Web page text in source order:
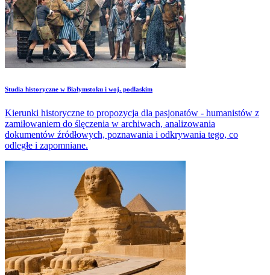
Studia historyczne w Białymstoku i woj. podlaskim
Kierunki historyczne to propozycja dla pasjonatów - humanistów z
zamiłowaniem do ślęczenia w archiwach, analizowania
dokumentów źródłowych, poznawania i odkrywania tego, co
odległe i zapomniane.